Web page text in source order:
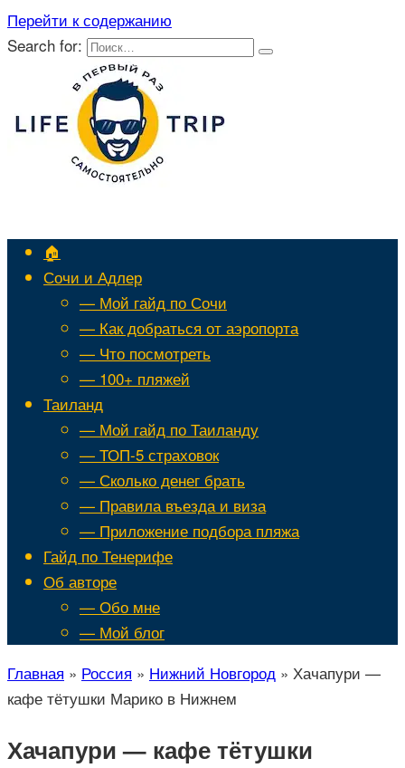
Перейти к содержанию
Search for:
🏠
Сочи и Адлер
— Мой гайд по Сочи
— Как добраться от аэропорта
— Что посмотреть
— 100+ пляжей
Таиланд
— Мой гайд по Таиланду
— ТОП-5 страховок
— Сколько денег брать
— Правила въезда и виза
— Приложение подбора пляжа
Гайд по Тенерифе
Об авторе
— Обо мне
— Мой блог
Главная » Россия » Нижний Новгород » Хачапури —
кафе тётушки Марико в Нижнем
Хачапури — кафе тётушки